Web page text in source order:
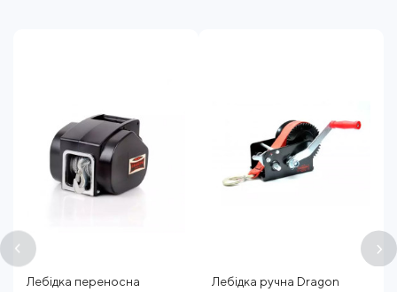
Лебідка переносна
Лебідка ручна Dragon